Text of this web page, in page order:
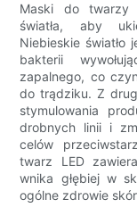
Maski do twarzy
światła, aby
Niebieskie światło
bakterii
zapalnego, co
do trądziku. Z
stymulowania
drobnych linii i
celów
twarz LED
wnika głębiej w
ogólne zdrowie